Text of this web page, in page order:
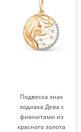
Подвеска знак
зодиака Дева с
фианитами из
красного золота